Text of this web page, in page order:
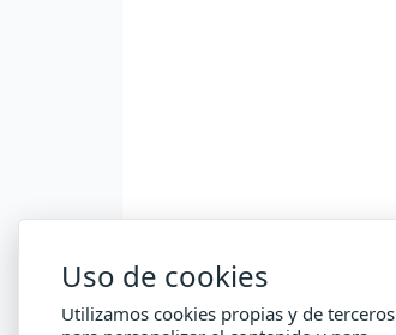
Uso de cookies
Utilizamos cookies propias y de terceros